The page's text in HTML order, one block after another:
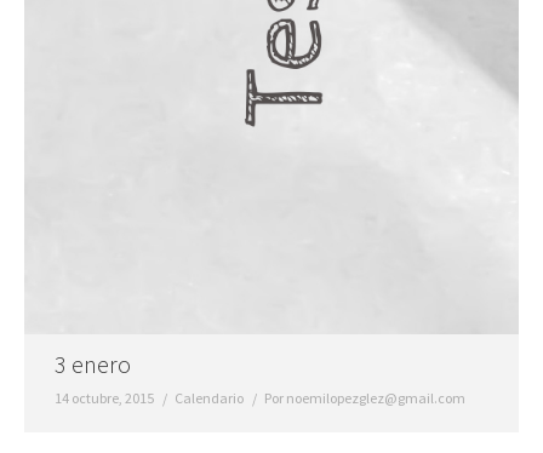
3 enero
14 octubre, 2015 Calendario Por noemilopezglez@gmail.com